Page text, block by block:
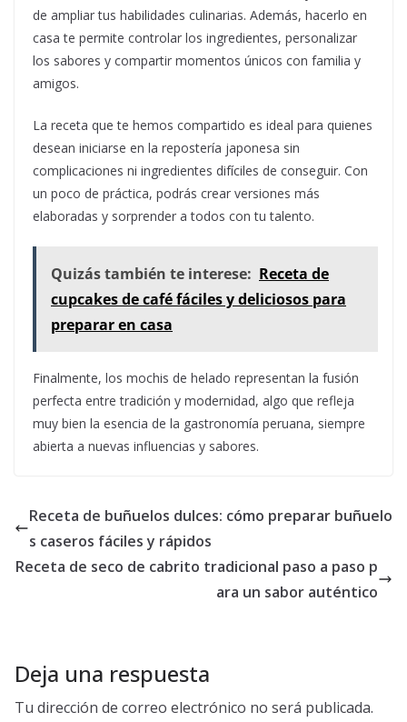
de ampliar tus habilidades culinarias. Además, hacerlo en
casa te permite controlar los ingredientes, personalizar
los sabores y compartir momentos únicos con familia y
amigos.
La receta que te hemos compartido es ideal para quienes
desean iniciarse en la repostería japonesa sin
complicaciones ni ingredientes difíciles de conseguir. Con
un poco de práctica, podrás crear versiones más
elaboradas y sorprender a todos con tu talento.
Quizás también te interese: Receta de
cupcakes de café fáciles y deliciosos para
preparar en casa
Finalmente, los mochis de helado representan la fusión
perfecta entre tradición y modernidad, algo que refleja
muy bien la esencia de la gastronomía peruana, siempre
abierta a nuevas influencias y sabores.
Receta de buñuelos dulces: cómo preparar buñuelo
s caseros fáciles y rápidos
Receta de seco de cabrito tradicional paso a paso p
ara un sabor auténtico
Deja una respuesta
Tu dirección de correo electrónico no será publicada.